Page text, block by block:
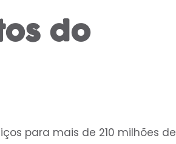
do
para mais de 210 milhões de